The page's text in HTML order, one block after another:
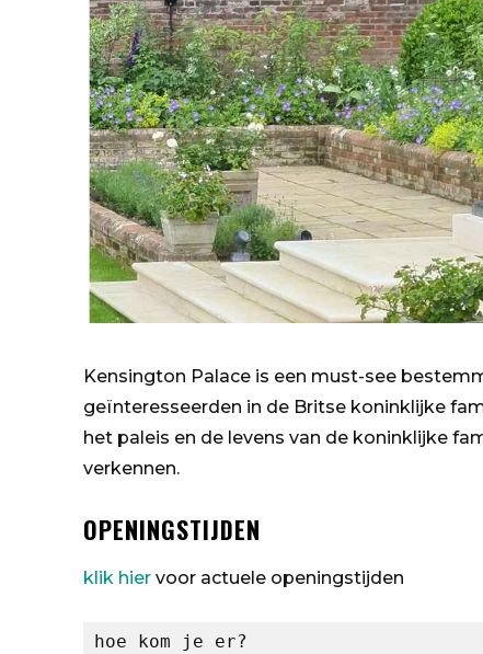
Kensington Palace is een must-see
geïnteresseerden in de Britse koninklijke
het paleis en de levens van de koninklijke
verkennen.
OPENINGSTIJDEN
klik hier voor actuele openingstijden
hoe kom je er?